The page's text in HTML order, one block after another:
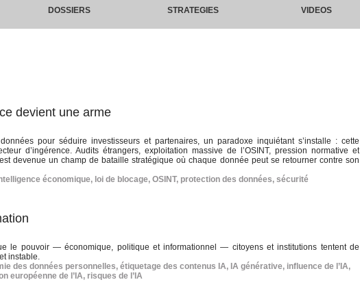
DOSSIERS STRATEGIES VIDEOS
devient une arme
pour séduire investisseurs et partenaires, un paradoxe inquiétant s’installe : cette
d’ingérence. Audits étrangers, exploitation massive de l’OSINT, pression normative et
devenue un champ de bataille stratégique où chaque donnée peut se retourner contre son
économique, loi de blocage, OSINT, protection des données, sécurité
le pouvoir — économique, politique et informationnel — citoyens et institutions tentent de
instable.
des données personnelles, étiquetage des contenus IA, IA générative, influence de l’IA,
européenne de l’IA, risques de l’IA